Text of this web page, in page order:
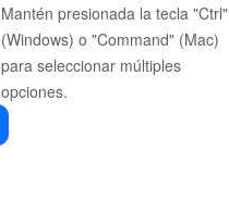
Mantén presionada la tecla "Ctrl"
(Windows) o "Command" (Mac)
para seleccionar múltiples
opciones.